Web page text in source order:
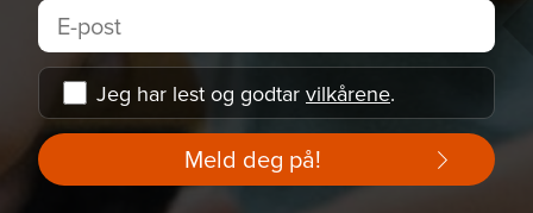
Jeg har lest og godtar vilkårene.
Meld deg på!